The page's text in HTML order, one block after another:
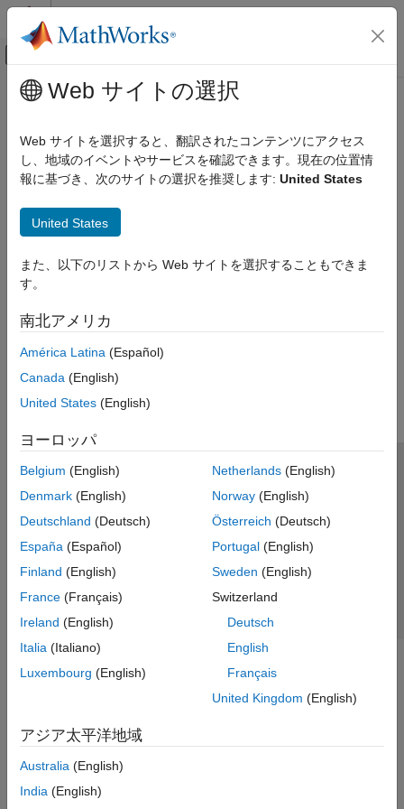
コンテンツへスキップ
オフキャンバス ナビゲーション メ
ドキュメンテーションのホーム
メインコンテンツ
Web サイトの選択
Web サイトを選択すると、翻訳されたコンテンツにアクセス
し、地域のイベントやサービスを確認できます。現在の位置情
報に基づき、次のサイトの選択を推奨します: United States
United States
また、以下のリストから Web サイトを選択することもできま
す。
南北アメリカ
América Latina (Español)
Canada (English)
United States (English)
ヨーロッパ
Belgium (English)
Denmark (English)
Deutschland (Deutsch)
España (Español)
Finland (English)
France (Français)
Ireland (English)
Italia (Italiano)
Luxembourg (English)
Netherlands(English)
Norway(English)
Österreich (Deutsch)
Portugal(English)
Sweden (English)
Switzerland
Deutsch
English
Français
United Kingdom (English)
アジア太平洋地域
Australia (English)
India (English)
トラストセンター
プライバシー ポリシー
違法コピー防止
アプリケーション ステータス
© 1994-2026 The MathWorks, Inc.